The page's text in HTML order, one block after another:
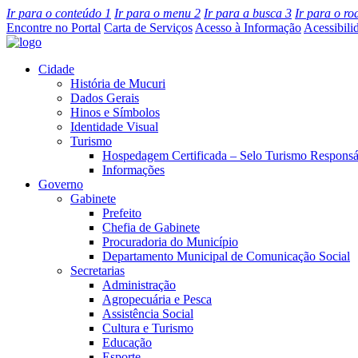
Ir para o conteúdo 1 Ir para o menu 2 Ir para a busca 3 Ir para o
Encontre no Portal Carta de Serviços Acesso à Informação
Cidade
História de Mucuri
Dados Gerais
Hinos e Símbolos
Identidade Visual
Turismo
Hospedagem Certificada – Selo Turismo
Informações
Governo
Gabinete
Prefeito
Chefia de Gabinete
Procuradoria do Município
Departamento Municipal de Comunicação Social
Secretarias
Administração
Agropecuária e Pesca
Assistência Social
Cultura e Turismo
Educação